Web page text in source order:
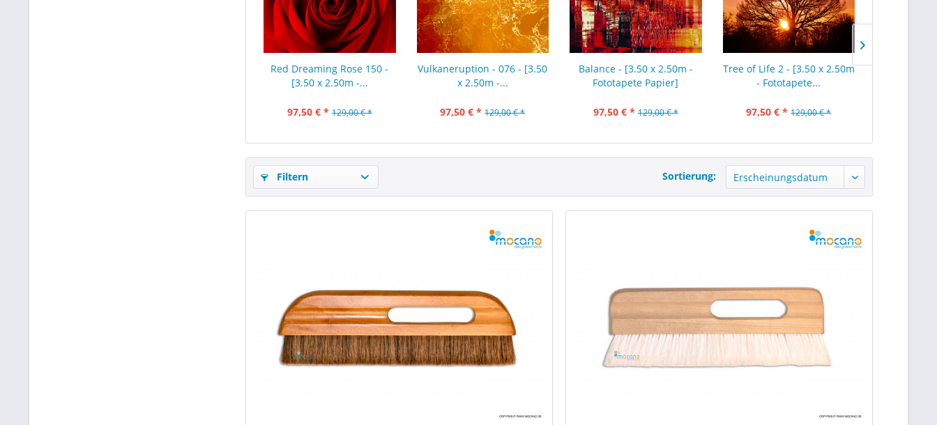
Red Dreaming Rose 150 -
[3.50 x 2.50m -...
97,50 € * 129,00 € *
Vulkaneruption - 076 - [3.50
x 2.50m -...
97,50 € * 129,00 € *
Balance - [3.50 x 2.50m -
Fototapete Papier]
97,50 € * 129,00 € *
Tree of Life 2 - [3.50 x 2.50m
- Fototapete...
97,50 € * 129,00 € *
Filtern Sortierung: